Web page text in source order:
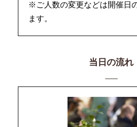
※ご人数の変更などは開催日
ます。
当日の流れ